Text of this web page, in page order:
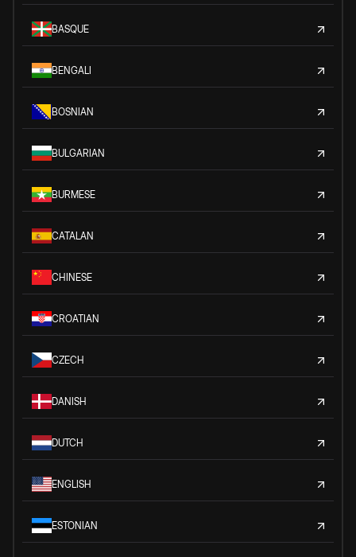
BASQUE
BENGALI
BOSNIAN
BULGARIAN
BURMESE
CATALAN
CHINESE
CROATIAN
CZECH
DANISH
DUTCH
ENGLISH
ESTONIAN